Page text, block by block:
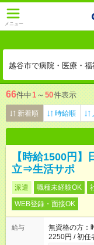
メニュー
越谷市で病院・医療・
66件中1 ～ 50件表示
新着順 時給順
【時給1500円
立⇒生活サポ
派遣 職種未経験OK
WEB登録・面接OK
給与
無資格の方：
2250円 / 初任